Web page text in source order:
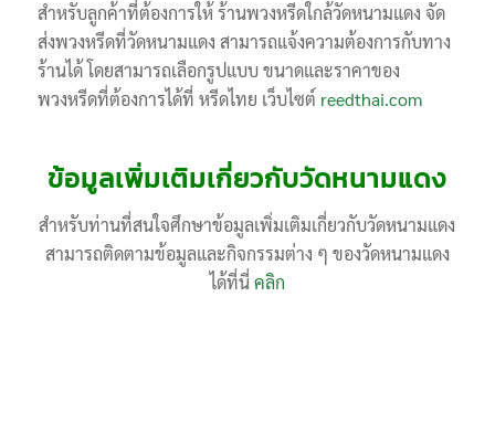
สำหรับลูกค้าที่ต้องการให้ ร้านพวงหรีดใกล้วัดหนามแดง จัด
ส่งพวงหรีดที่วัดหนามแดง สามารถแจ้งความต้องการกับทาง
ร้านได้ โดยสามารถเลือกรูปแบบ ขนาดและราคาของ
พวงหรีดที่ต้องการได้ที่ หรีดไทย เว็บไซต์ reedthai.com
ข้อมูลเพิ่มเติมเกี่ยวกับวัดหนามแดง
สำหรับท่านที่สนใจศึกษาข้อมูลเพิ่มเติมเกี่ยวกับวัดหนามแดง
สามารถติดตามข้อมูลและกิจกรรมต่าง ๆ ของวัดหนามแดง
ได้ที่นี่คลิก